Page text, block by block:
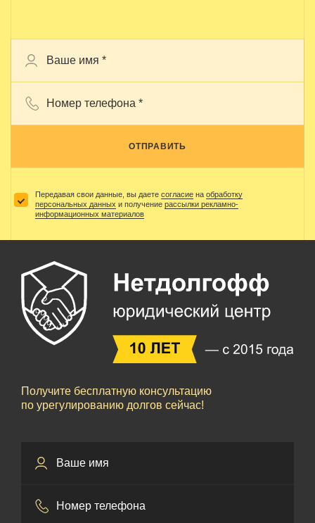
ОТПРАВИТЬ
Передавая свои данные, вы даете согласие на обработку
персональных данных и получение рассылки рекламно-
информационных материалов
Получите бесплатную консультацию
по урегулированию долгов сейчас!